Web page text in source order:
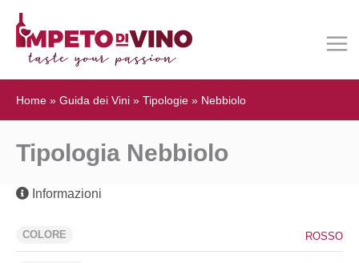
Home » Guida dei Vini » Tipologie » Nebbiolo
Tipologia Nebbiolo
Informazioni
COLORE ROSSO